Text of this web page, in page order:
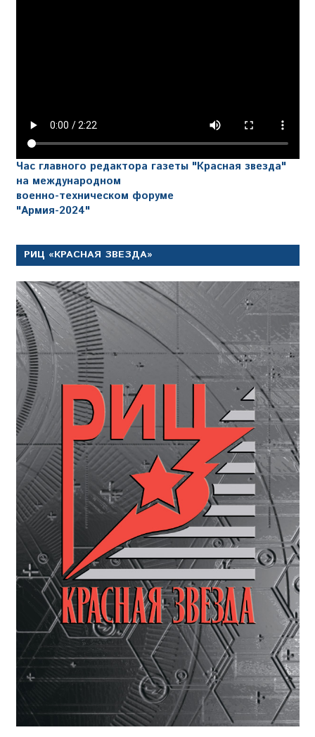
Час главного редактора газеты "Красная звезда"
на международном
военно-техническом форуме
"Армия-2024"
РИЦ «КРАСНАЯ ЗВЕЗДА»